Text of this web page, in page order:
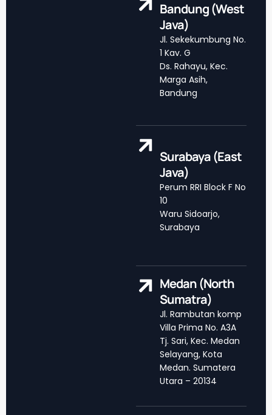
Bandung (West
Java)
Jl. Sekekumbung No.
1 Kav. G
Ds. Rahayu, Kec.
Marga Asih,
Bandung
Surabaya (East
Java)
Perum RRI Block F No
10
Waru Sidoarjo,
Surabaya
Medan (North
Sumatra)
Jl. Rambutan komp
Villa Prima No. A3A
Tj. Sari, Kec. Medan
Selayang, Kota
Medan. Sumatera
Utara – 20134